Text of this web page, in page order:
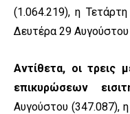
(1.064.219), η
Δευτέρα 29 Αυγούστου
Αντίθετα, οι τρεις
επικυρώσεων
Αυγούστου (347.087),